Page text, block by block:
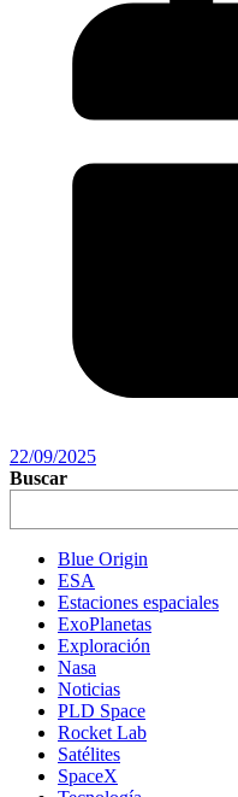
22/09/2025
Buscar
Blue Origin
ESA
Estaciones espaciales
ExoPlanetas
Exploración
Nasa
Noticias
PLD Space
Rocket Lab
Satélites
SpaceX